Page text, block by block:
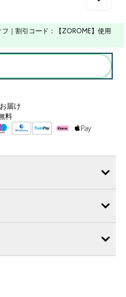
｜割引コード：【ZOROME】使用
届け
料